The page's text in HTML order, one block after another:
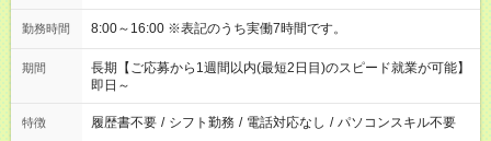
勤務時間 8:00～16:00 ※表記のうち実働7時間です。
期間
長期【ご応募から1週間以内(最短2日目)のスピード就業が可能】
即日～
特徴 履歴書不要 / シフト勤務 / 電話対応なし / パソコンスキル不要